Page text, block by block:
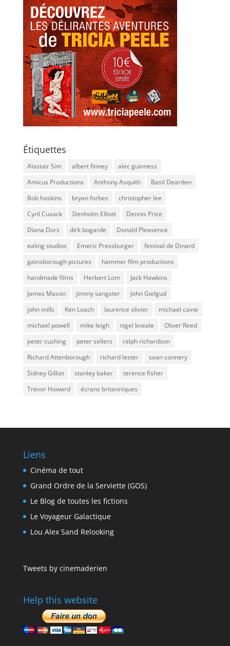
Étiquettes
Alastair Sim albert finney
alec guinness
Amicus Productions
Anthony Asquith
Basil Dearden
Bob hoskins
bryan forbes
christopher lee
Cyril Cusack
Denholm Elliott
Dennis Price
Diana Dors
dirk bogarde
Donald Pleasence
ealing studios
Emeric Pressburger
festival de Dinard
gainsborough pictures
hammer film productions
handmade films
Herbert Lom
Jack Hawkins
James Mason
jimmy sangster
John Gielgud
john mills
Ken Loach laurence olivier
michael caine
michael powell
mike leigh nigel kneale
Oliver Reed
peter cushing
peter sellers
ralph richardson
Richard Attenborough
richard lester
sean connery
Sidney Gilliat
stanley baker
terence fisher
Trevor Howard
écrans britanniques
Liens
Cinéma de tout
Grand Ordre de la Serviette (GOS)
Le Blog de toutes les fictions
Le Voyageur Galactique
Lou Alex Sand Relooking
Tweets by cinemaderien
Help this website